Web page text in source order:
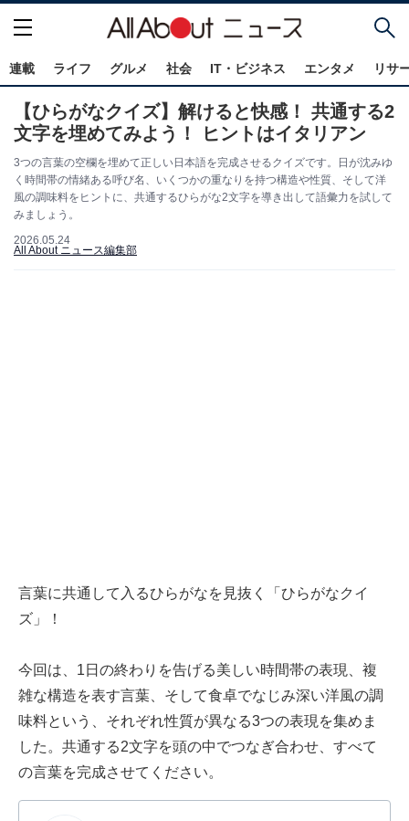
連載 ライフ グルメ 社会 IT・ビジネス エンタメ リサ
【ひらがなクイズ】解けると快感！ 共通する2
文字を埋めてみよう！ ヒントはイタリアン
3つの言葉の空欄を埋めて正しい日本語を完成させるクイズです。日が沈みゆ
く時間帯の情緒ある呼び名、いくつかの重なりを持つ構造や性質、そして洋
風の調味料をヒントに、共通するひらがな2文字を導き出して語彙力を試して
みましょう。
2026.05.24
All About ニュース編集部
言葉に共通して入るひらがなを見抜く「ひらがなクイ
ズ」！
今回は、1日の終わりを告げる美しい時間帯の表現、複
雑な構造を表す言葉、そして食卓でなじみ深い洋風の調
味料という、それぞれ性質が異なる3つの表現を集めま
した。共通する2文字を頭の中でつなぎ合わせ、すべて
の言葉を完成させてください。